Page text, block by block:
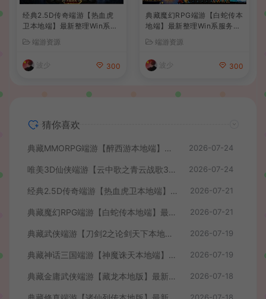
经典2.5D传奇端游【热血虎
卫本地端】最新整理Win系服
务端+PC客户端+详细搭建教
程
端游资源
波少 300
典藏魔幻RPG端游【白蛇传本
地端】最新整理Win系服务端
+PC客户端+GM工具+详细搭
建教程
端游资源
波少 300
猜你喜欢
典藏MMORPG端游【醉西游本地端】最新最新整理Win系服务端+PC客户端+GM后台+详细搭建教程 2026-07-24
唯美3D仙侠端游【云中歌之青云战歌3D本地端】最整理Win系服务端+PC客户端+GM工具+详细搭建教程 2026-07-24
经典2.5D传奇端游【热血虎卫本地端】最新整理Win系服务端+PC客户端+详细搭建教程 2026-07-21
典藏魔幻RPG端游【白蛇传本地端】最新整理Win系服务端+PC客户端+GM工具+详细搭建教程 2026-07-21
典藏武侠端游【刀剑2之论剑天下本地端】最新整理Win系服务端+PC客户端+GM工具+详细搭建教程 2026-07-19
典藏神话三国端游【神魔诛天本地端】最新整理Win系服务端+PC客户端+货币修改教程+详细搭建教程 2026-07-19
典藏金庸武侠端游【藏龙本地版】最新整理Win系服务端+PC客户端+GM工具+详细搭建教程 2026-07-18